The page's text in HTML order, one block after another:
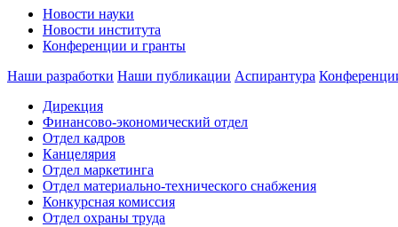
Новости науки
Новости института
Конференции и гранты
Наши разработки Наши публикации Аспирантура
Дирекция
Финансово-экономический отдел
Отдел кадров
Канцелярия
Отдел маркетинга
Отдел материально-технического снабжения
Конкурсная комиссия
Отдел охраны труда